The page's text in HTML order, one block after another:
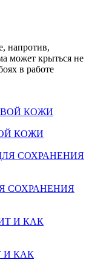
напротив,
может крыться не
в работе
КОЖИ
СОХРАНЕНИЯ
И КАК